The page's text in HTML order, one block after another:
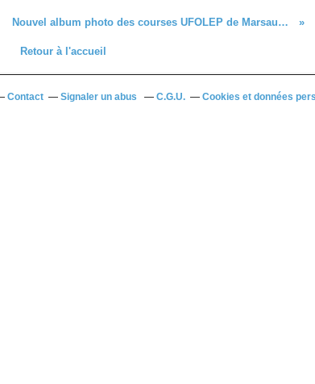
Nouvel album photo des courses UFOLEP de Marsauceux (28)
Retour à l'accueil
Contact Signaler un abus C.G.U. Cookies et données